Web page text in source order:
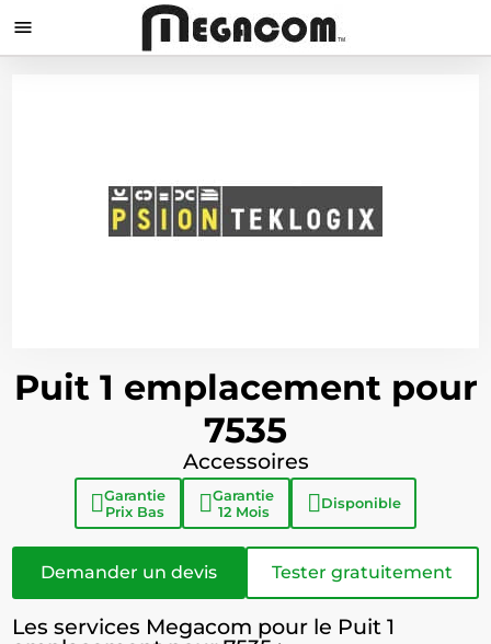

Puit 1 emplacement pour
7535
Accessoires
Garantie
Prix Bas
Garantie
12 Mois
Disponible
Demander un devis Tester gratuitement
Les services Megacom pour le Puit 1